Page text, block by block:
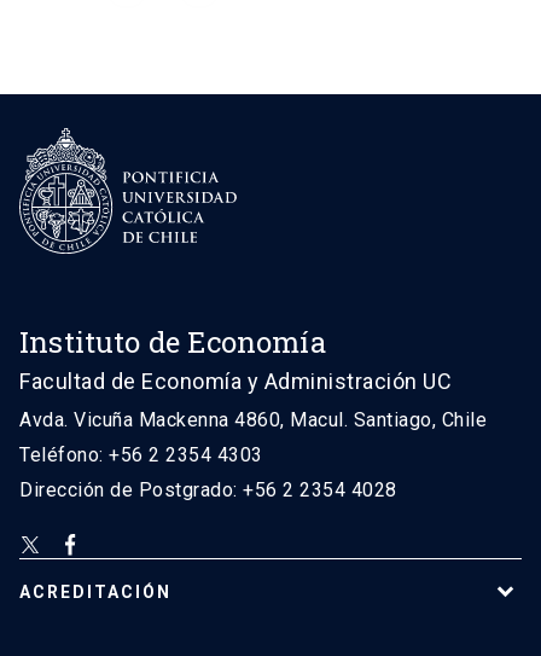
Instituto de Economía
Facultad de Economía y Administración UC
Avda. Vicuña Mackenna 4860, Macul. Santiago, Chile
Teléfono: +56 2 2354 4303
Dirección de Postgrado: +56 2 2354 4028
ACREDITACIÓN